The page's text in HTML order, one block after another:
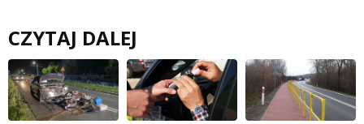
CZYTAJ DALEJ